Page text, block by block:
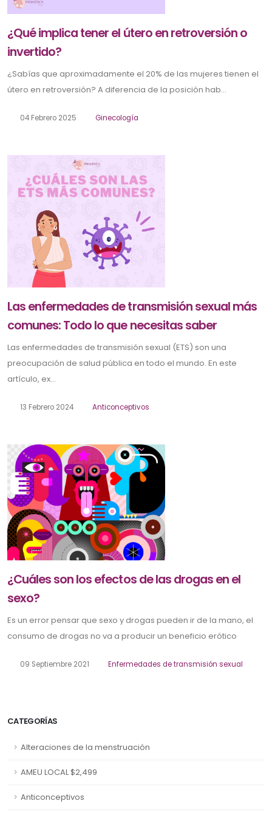
CATEGORÍAS
Alteraciones de la menstruación
AMEU LOCAL $2,499
Anticonceptivos
¿Qué implica tener el útero en retroversión o
invertido?
¿Sabías que aproximadamente el 20% de las mujeres tienen el
útero en retroversión? A diferencia de la posición hab...
04 Febrero 2025 Ginecología
Las enfermedades de transmisión sexual más
comunes: Todo lo que necesitas saber
Las enfermedades de transmisión sexual (ETS) son una
preocupación de salud pública en todo el mundo. En este
artículo, ex...
13 Febrero 2024 Anticonceptivos
¿Cuáles son los efectos de las drogas en el
sexo?
Es un error pensar que sexo y drogas pueden ir de la mano, el
consumo de drogas no va a producir un beneficio erótico
09 Septiembre 2021 Enfermedades de transmisión sexual